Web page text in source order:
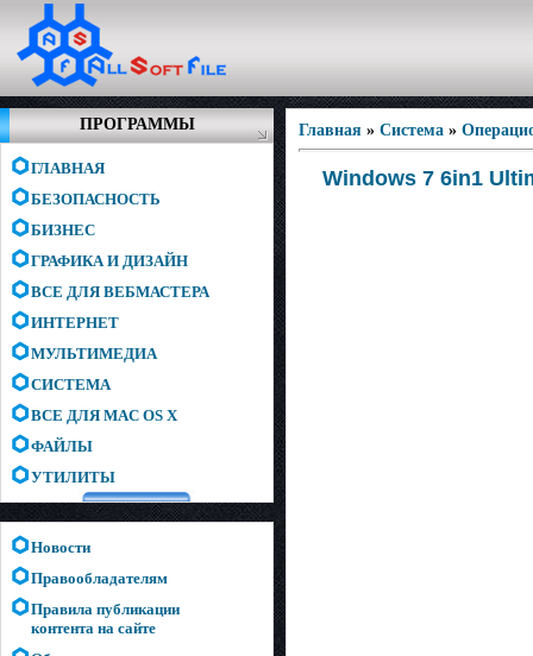
ПРОГРАММЫ
ГЛАВНАЯ
БЕЗОПАСНОСТЬ
БИЗНЕС
ГРАФИКА И ДИЗАЙН
ВСЕ ДЛЯ ВЕБМАСТЕРА
ИНТЕРНЕТ
МУЛЬТИМЕДИА
СИСТЕМА
ВСЕ ДЛЯ MAC OS X
ФАЙЛЫ
УТИЛИТЫ
Новости
Правообладателям
Правила публикации
контента на сайте
Главная » Система »
Windows 7 6in1